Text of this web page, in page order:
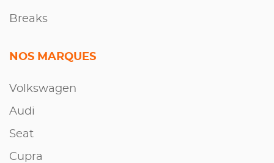
Breaks
NOS MARQUES
Volkswagen
Audi
Seat
Cupra